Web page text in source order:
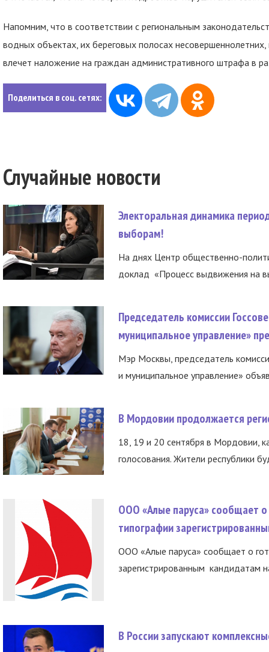
Напомним, что в соответствии с региональным
водных объектах, их береговых полосах
влечет наложение на граждан административного штрафа в
Поделиться в соц. сетях:
Случайные новости
Электоральная динамика
выборам!
На днях Центр общественно-
доклад «Процесс выдвижения на
Председатель комиссии
муниципальное управление»
Мэр Москвы, председатель
и муниципальное управление»
В Мордовии продолжается
18, 19 и 20 сентября в Мордовии,
голосования. Жители республики
ООО «Алые паруса» сообщает о
типографии
ООО «Алые паруса» сообщает о
зарегистрированным кандидатам
В России запускают